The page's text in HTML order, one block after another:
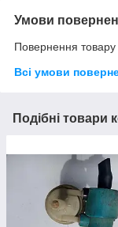
Умови
Повернення
Всі умови
Подібні товари